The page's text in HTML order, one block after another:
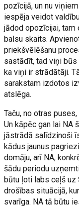
pozīcijā, un nu
iespēja veidot
jādod opozīcijai,
balsu skaits.
priekšvēlēšanu
sastādīt, tad viņi būs
ka viņi ir strādātāji.
sarakstam izdotos
atslēga.
Taču, no otras
Un kāpēc gan lai NA
jāstrādā salīdzinoši
kādus jaunus
domāju, arī NA,
šādu periodu
būtu ļoti labs ceļš uz
drošības situācijā,
svarīga. NA tā būtu